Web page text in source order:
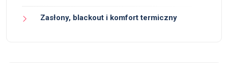
Zasłony, blackout i komfort termiczny